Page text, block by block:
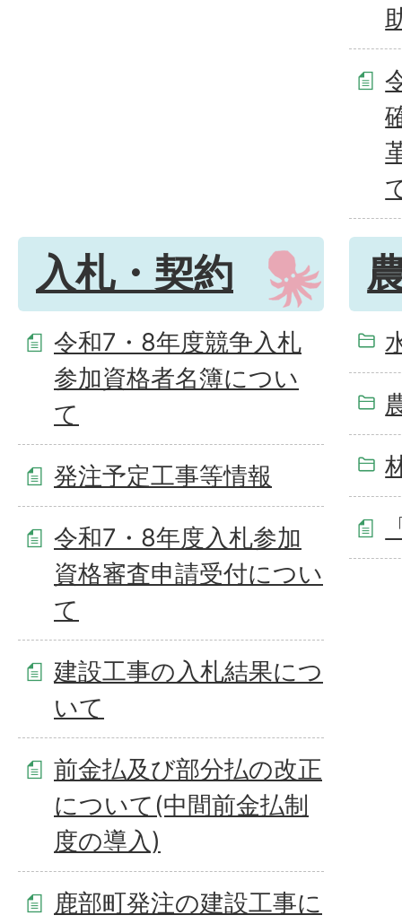
入札・契約
令和7・8年度競争入札
参加資格者名簿につい
て
発注予定工事等情報
令和7・8年度入札参加
資格審査申請受付につい
て
建設工事の入札結果につ
いて
前金払及び部分払の改正
について(中間前金払制
度の導入)
鹿部町発注の建設工事に